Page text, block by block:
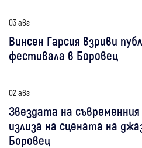
03 авг
Винсен Гарсия взриви
фестивала в Боровец
02 авг
Звездата на съвременния
излиза на сцената на
Боровец